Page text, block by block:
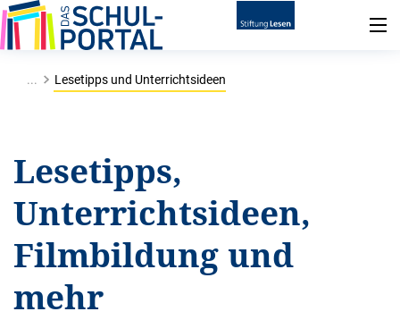
... Lesetipps und Unterrichtsideen
Lesetipps,
Unterrichtsideen,
Filmbildung und
mehr